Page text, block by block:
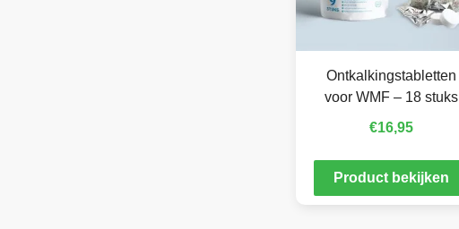
Ontkalkingstabletten
voor WMF – 18 stuks
€16,95
Product bekijken